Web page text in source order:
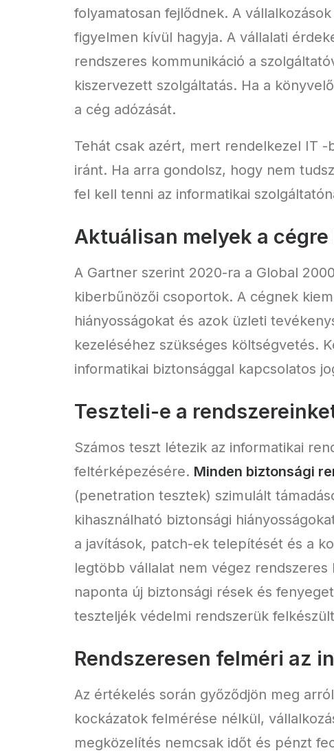
folyamatosan fejlődnek. A
figyelmen kívül hagyja. A vállalati
rendszeres kommunikáció a
kiszervezett szolgáltatás. Ha a
a cég adózását.
Tehát csak azért, mert rendelkezel IT
iránt. Ha arra gondolsz, hogy nem
fel kell tenni az informatikai
Aktuálisan melyek a
A Gartner szerint 2020-ra a Global
kiberbűnözői csoportok. A cégnek
hiányosságokat és azok üzleti
kezeléséhez szükséges költségvetés.
informatikai biztonsággal kapcsolatos
Teszteli-e a
Számos teszt létezik az informatikai
feltérképezésére. Minden biztonsági
(penetration tesztek) szimulált
kihasználható biztonsági
a javítások, patch-ek telepítését és a
legtöbb vállalat nem végez
naponta új biztonsági rések és
teszteljék védelmi rendszerük
Rendszeresen felméri az
Az értékelés során győződjön meg
kockázatok felmérése nélkül,
megközelítés nemcsak időt és pénzt